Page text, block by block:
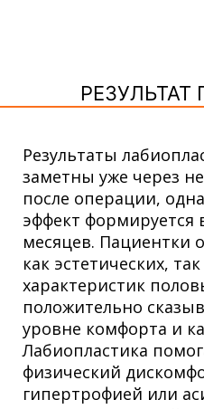
Результаты
заметны уже через
после операции,
эффект формируется
месяцев. Пациентки
как эстетических,
характеристик
положительно
уровне комфорта и
Лабиопластика
физический
гипертрофией или